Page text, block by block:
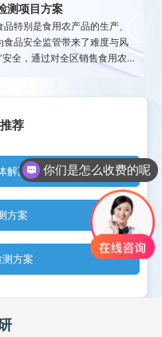
工作，并根据蔬菜质量安全
展定期和不定期抽检
测项目方案
特别是食用农产品的生产、
食品安全监管带来了难度与风
全，通过对全区销售食用农产
超市、生鲜店等开展食用农产
”“过滤网”
荐
解决方案
方案
方案
你们是怎么收费的呢